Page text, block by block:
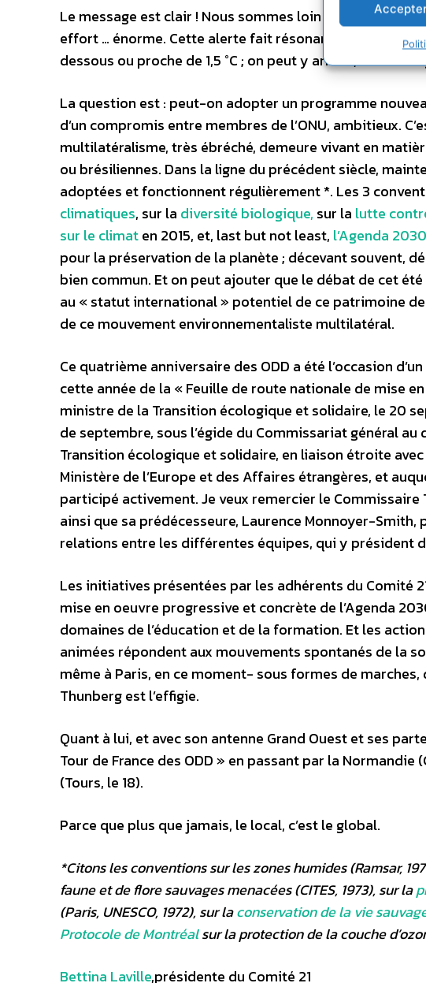
Le message est clair ! Nous sommes loin du compte,
effort … énorme. Cette alerte fait résonance avec le
dessous ou proche de 1,5 °C ; on peut y arriver, si on
La question est : peut-on adopter un programme
d’un compromis entre membres de l’ONU, ambitieux.
multilatéralisme, très ébréché, demeure vivant en
ou brésiliennes. Dans la ligne du précédent siècle,
adoptées et fonctionnent régulièrement *. Les 3
climatiques, sur la diversité biologique, sur la lutte
sur le climaten 2015, et, last but not least, l’Agenda 2030
pour la préservation de la planète ; décevant souvent,
bien commun. Et on peut ajouter que le débat de cet
au « statut international » potentiel de ce patrimoine
de ce mouvement environnementaliste multilatéral.
Ce quatrième anniversaire des ODD a été l’occasion
cette année de la « Feuille de route nationale de mise
ministre de la Transition écologique et solidaire, le 20
de septembre, sous l’égide du Commissariat général
Transition écologique et solidaire, en liaison étroite
Ministère de l’Europe et des Affaires étrangères, et
participé activement. Je veux remercier le
ainsi que sa prédécesseure, Laurence Monnoyer-
relations entre les différentes équipes, qui y président
Les initiatives présentées par les adhérents du Comité
mise en oeuvre progressive et concrète de l’Agenda
domaines de l’éducation et de la formation. Et les
animées répondent aux mouvements spontanés de la
même à Paris, en ce moment- sous formes de
Thunberg est l’effigie.
Quant à lui, et avec son antenne Grand Ouest et ses
Tour de France des ODD » en passant par la
(Tours, le 18).
Parce que plus que jamais, le local, c’est le global.
*Citons les conventionssur les zones humides (Ramsar,
faune et de flore sauvages menacées (CITES, 1973), sur la
(Paris, UNESCO, 1972), sur laconservation de la vie
Protocole de Montréalsur la protection de la couche
Bettina Laville,présidente du Comité 21